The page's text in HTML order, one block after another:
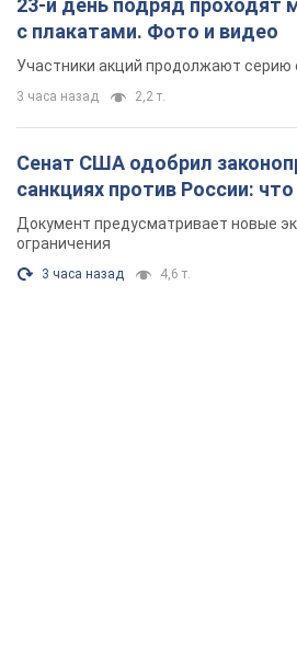
23-й день подряд проходят
с плакатами. Фото и видео
Участники акций продолжают серию
3 часа назад 2,2 т.
Сенат США одобрил
санкциях против России:
Документ предусматривает новые
ограничения
3 часа назад 4,6 т.